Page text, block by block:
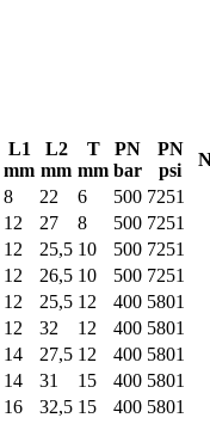
L1
mm
L2
mm
T
mm
PN
bar
PN
psi
8 22 6 500 7251
12 27 8 500 7251
12 25,5 10 500 7251
12 26,5 10 500 7251
12 25,5 12 400 5801
12 32 12 400 5801
14 27,5 12 400 5801
14 31 15 400 5801
16 32,5 15 400 5801